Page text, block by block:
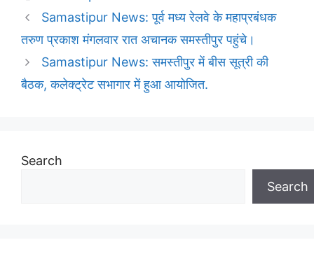
Samastipur News: पूर्व मध्य रेलवे के महाप्रबंधक
तरुण प्रकाश मंगलवार रात अचानक समस्तीपुर पहुंचे।
Samastipur News: समस्तीपुर में बीस सूत्री की
बैठक, कलेक्ट्रेट सभागार में हुआ आयोजित.
Search
Search